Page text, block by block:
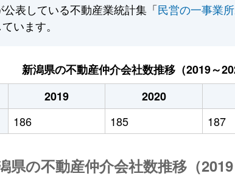
表している不動産業統計集「民営の一事業
います。
新潟県の不動産仲介会社数推移（2019～
2019 2020
186 185 187